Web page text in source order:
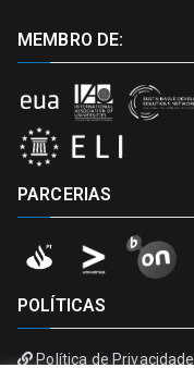
MEMBRO DE:
PARCERIAS
POLÍTICAS
Política de Privacidade